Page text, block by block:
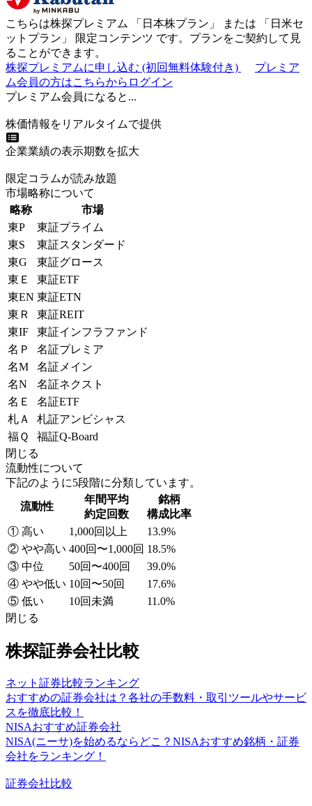
こちらは株探プレミアム 「 日本株プラン 」 または 「 日米セ
ットプラン 」 限定コンテンツ です。プランをご契約して見
ることができます。
株探プレミアムに申し込む (初回無料体験付き)
プレミア
ム会員の方はこちらからログイン
プレミアム会員になると...
株価情報をリアルタイムで提供
企業業績の表示期数を拡大
限定コラムが読み放題
市場略称について
略称
市場
東P
東証プライム
東S
東証スタンダード
東G
東証グロース
東Ｅ
東証ETF
東EN 東証ETN
東Ｒ
東証REIT
東IF
東証インフラファンド
名Ｐ
名証プレミア
名M
名証メイン
名N
名証ネクスト
名Ｅ
名証ETF
札Ａ
札証アンビシャス
福Ｑ
福証Q-Board
閉じる
流動性について
下記のように5段階に分類しています。
流動性
年間平均
約定回数
銘柄
構成比率
① 高い
1,000回以上
13.9%
② やや高い 400回〜1,000回 18.5%
③ 中位
50回〜400回
39.0%
④ やや低い 10回〜50回
17.6%
⑤ 低い
10回未満
11.0%
閉じる
株探証券会社比較
ネット証券比較ランキング
おすすめの証券会社は？各社の手数料・取引ツールやサービ
スを徹底比較！
NISAおすすめ証券会社
NISA(ニーサ)を始めるならどこ？NISAおすすめ銘柄・証券
会社をランキング！
証券会社比較